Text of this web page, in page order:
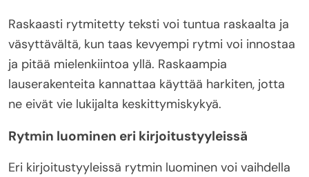
Raskaasti rytmitetty teksti voi tuntua raskaalta ja
väsyttävältä, kun taas kevyempi rytmi voi innostaa
ja pitää mielenkiintoa yllä. Raskaampia
lauserakenteita kannattaa käyttää harkiten, jotta
ne eivät vie lukijalta keskittymiskykyä.
Rytmin luominen eri kirjoitustyyleissä
Eri kirjoitustyyleissä rytmin luominen voi vaihdella